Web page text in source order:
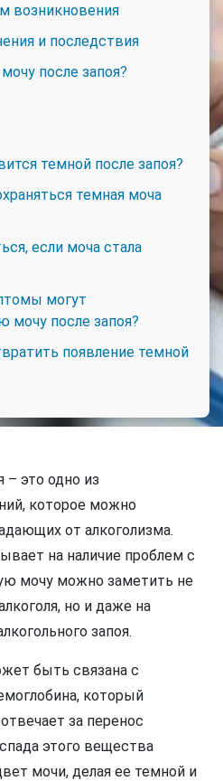
возникновения
и последствия
после запоя?
темной после запоя?
темная моча
если моча стала
могут
мочу после запоя?
появление темной
– это одно из
которое можно
от алкоголизма.
на наличие проблем с
мочу можно заметить не
но и даже на
запоя.
быть связана с
который
за перенос
этого вещества
мочи, делая ее темной и